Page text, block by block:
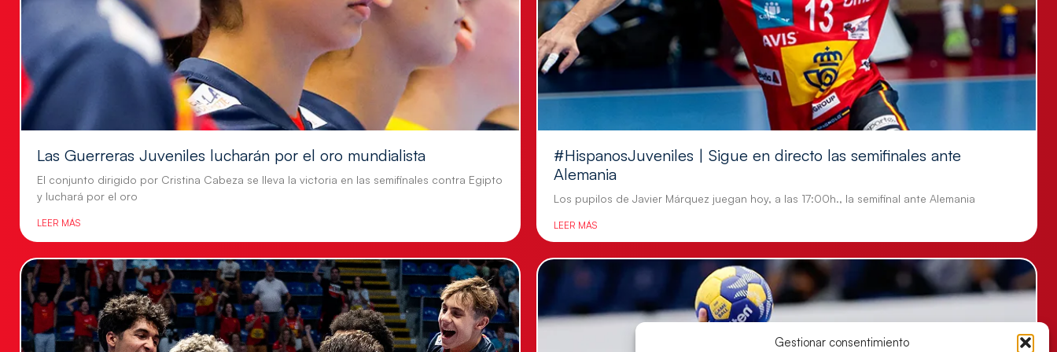
Gestionar consentimiento
Las Guerreras Juveniles lucharán por el oro mundialista
El conjunto dirigido por Cristina Cabeza se lleva la victoria en las semifinales contra Egipto
y luchará por el oro
LEER MÁS
#HispanosJuveniles | Sigue en directo las semifinales ante
Alemania
Los pupilos de Javier Márquez juegan hoy, a las 17:00h., la semifinal ante Alemania
LEER MÁS